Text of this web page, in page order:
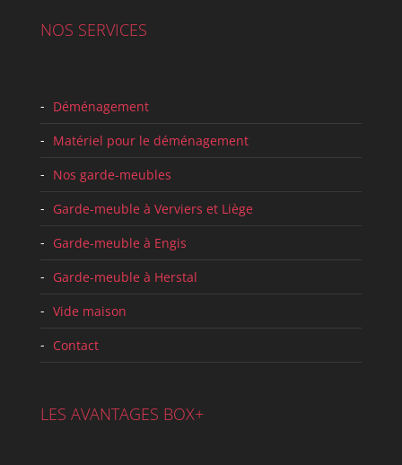
NOS SERVICES
Déménagement
Matériel pour le déménagement
Nos garde-meubles
Garde-meuble à Verviers et Liège
Garde-meuble à Engis
Garde-meuble à Herstal
Vide maison
Contact
LES AVANTAGES BOX+